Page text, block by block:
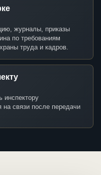
журналы, приказы
по требованиям
труда и кадров.
инспектору
на связи после передачи